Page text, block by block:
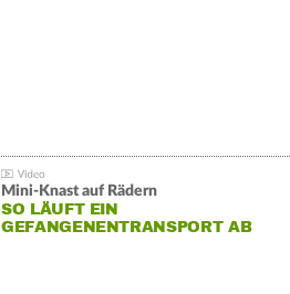
Mini-Knast auf Rädern
SO LÄUFT EIN
GEFANGENENTRANSPORT AB